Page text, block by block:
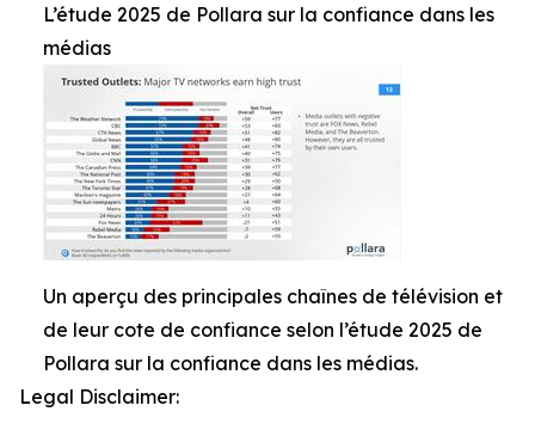
L’étude 2025 de Pollara sur la confiance dans les
médias
Un aperçu des principales chaînes de télévision et
de leur cote de confiance selon l’étude 2025 de
Pollara sur la confiance dans les médias.
Legal Disclaimer: